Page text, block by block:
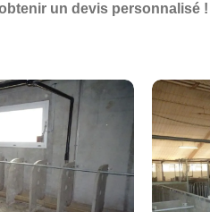
un devis personnalisé !